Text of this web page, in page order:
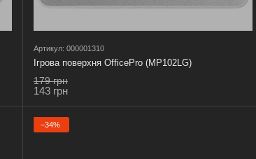
Артикул: 000001310
Ігрова поверхня OfficePro (MP102LG)
179 грн
143 грн
−34%